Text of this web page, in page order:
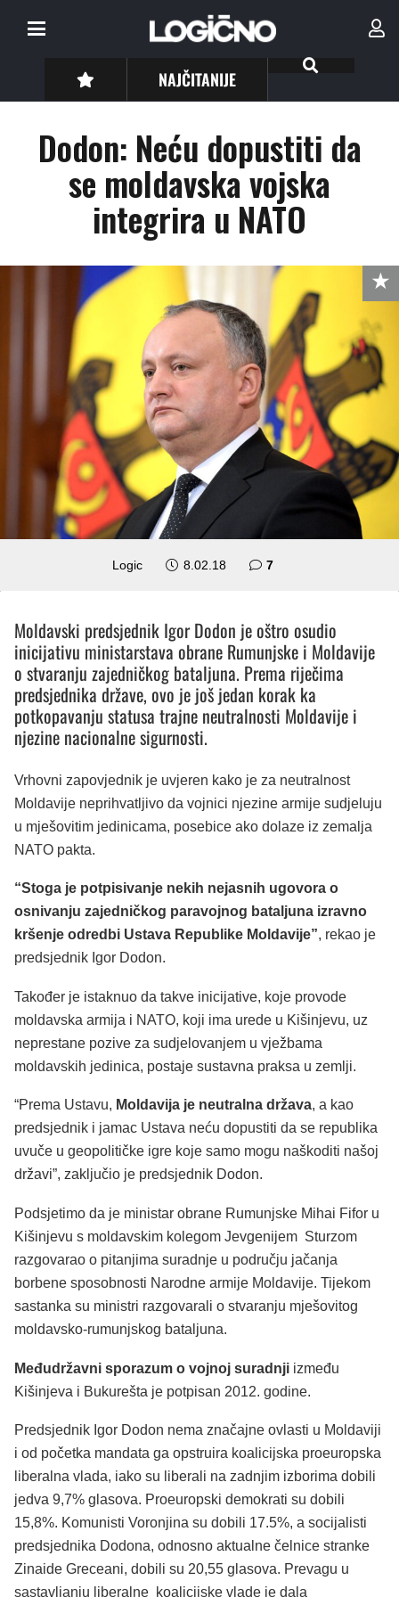
NAJČITANIJE
Dodon: Neću dopustiti da
se moldavska vojska
integrira u NATO
Logic 8.02.18 7komentara
Moldavski predsjednik Igor Dodon je oštro osudio
inicijativu ministarstava obrane Rumunjske i Moldavije
o stvaranju zajedničkog bataljuna. Prema riječima
predsjednika države, ovo je još jedan korak ka
potkopavanju statusa trajne neutralnosti Moldavije i
njezine nacionalne sigurnosti.
Vrhovni zapovjednik je uvjeren kako je za neutralnost
Moldavije neprihvatljivo da vojnici njezine armije sudjeluju
u mješovitim jedinicama, posebice ako dolaze iz zemalja
NATO pakta.
“Stoga je potpisivanje nekih nejasnih ugovora o
osnivanju zajedničkog paravojnog bataljuna izravno
kršenje odredbi Ustava Republike Moldavije”, rekao je
predsjednik Igor Dodon.
Također je istaknuo da takve inicijative, koje provode
moldavska armija i NATO, koji ima urede u Kišinjevu, uz
neprestane pozive za sudjelovanjem u vježbama
moldavskih jedinica, postaje sustavna praksa u zemlji.
“Prema Ustavu, Moldavija je neutralna država, a kao
predsjednik i jamac Ustava neću dopustiti da se republika
uvuče u geopolitičke igre koje samo mogu naškoditi našoj
državi”, zaključio je predsjednik Dodon.
Podsjetimo da je ministar obrane Rumunjske Mihai Fifor u
Kišinjevu s moldavskim kolegom Jevgenijem Sturzom
razgovarao o pitanjima suradnje u području jačanja
borbene sposobnosti Narodne armije Moldavije. Tijekom
sastanka su ministri razgovarali o stvaranju mješovitog
moldavsko-rumunjskog bataljuna.
Međudržavni sporazum o vojnoj suradnji između
Kišinjeva i Bukurešta je potpisan 2012. godine.
Predsjednik Igor Dodon nema značajne ovlasti u Moldaviji
i od početka mandata ga opstruira koalicijska proeuropska
liberalna vlada, iako su liberali na zadnjim izborima dobili
jedva 9,7% glasova. Proeuropski demokrati su dobili
15,8%. Komunisti Voronjina su dobili 17.5%, a socijalisti
predsjednika Dodona, odnosno aktualne čelnice stranke
Zinaide Greceani, dobili su 20,55 glasova. Prevagu u
sastavljanju liberalne koalicijske vlade je dala